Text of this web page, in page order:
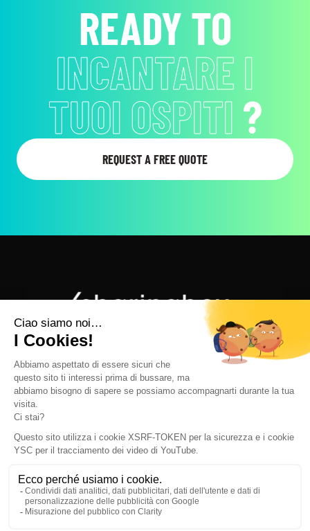
READY TO
INCANTARE I
TUOI OSPITI ?
REQUEST A FREE QUOTE
sharingbox © 2026 - All rights reserved
ABOUT USOUR VALUES OUR TEAMJOBS
BRUSSELSNEW YORKPARISZOETERMEERLAUSANNE